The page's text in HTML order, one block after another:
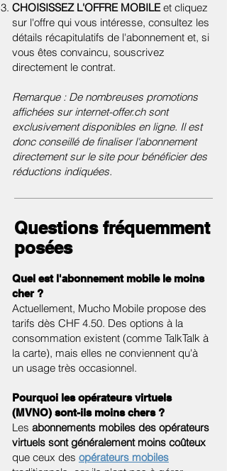
CHOISISSEZ L'OFFRE MOBILEet cliquez
sur l'offre qui vous intéresse, consultez les
détails récapitulatifs de l'abonnement et, si
vous êtes convaincu, souscrivez
directement le contrat.
Remarque : De nombreuses promotions
affichées sur internet-offer.ch sont
exclusivement disponibles en ligne. Il est
donc conseillé de finaliser l'abonnement
directement sur le site pour bénéficier des
réductions indiquées.
Questions fréquemment
posées
Quel est l'abonnement mobile le moins
cher ?
Actuellement, Mucho Mobile propose des
tarifs dès CHF 4.50. Des options à la
consommation existent (comme TalkTalk à
la carte), mais elles ne conviennent qu'à
un usage très occasionnel.
Pourquoi les opérateurs virtuels
(MVNO) sont-ils moins chers ?
Les abonnements mobiles des opérateurs
virtuels sont généralement moins coûteux
que ceux des opérateurs mobiles